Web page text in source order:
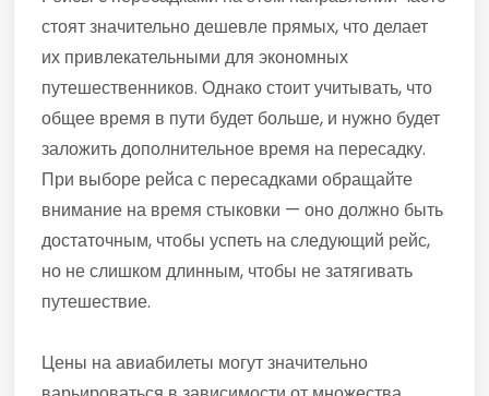
стоят значительно дешевле прямых, что делает
их привлекательными для экономных
путешественников. Однако стоит учитывать, что
общее время в пути будет больше, и нужно будет
заложить дополнительное время на пересадку.
При выборе рейса с пересадками обращайте
внимание на время стыковки — оно должно быть
достаточным, чтобы успеть на следующий рейс,
но не слишком длинным, чтобы не затягивать
путешествие.
Цены на авиабилеты могут значительно